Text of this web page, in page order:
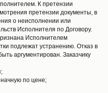
К претензии
претензии документы, в
о неисполнении или
Исполнителя по Договору.
Исполнителем
подлежат устранению. Отказ в
аргументирован. Заказчику
по цене;